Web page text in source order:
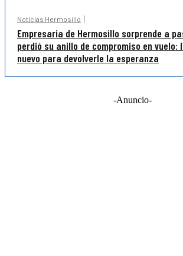
Noticias Hermosillo
Empresaria de Hermosillo sorprende a
perdió su anillo de compromiso en vuelo:
nuevo para devolverle la esperanza
-Anuncio-